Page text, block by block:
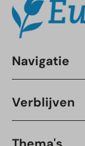
Navigatie
Verblijven